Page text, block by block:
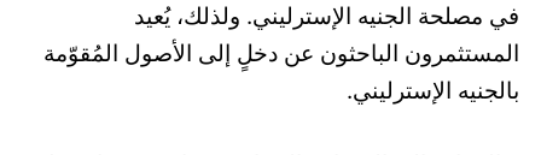
في مصلحة الجنيه الإسترليني. ولذلك، يُعيد
المستثمرون الباحثون عن دخلٍ إلى الأصول المُقوّمة
بالجنيه الإسترليني.